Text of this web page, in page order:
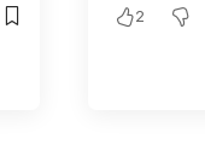
2